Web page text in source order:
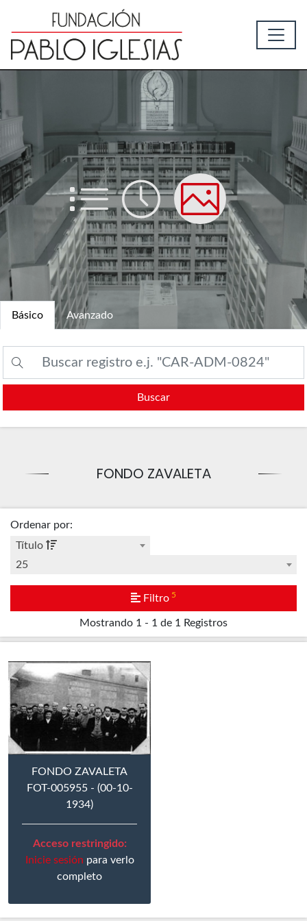
List Time Picture
Básico Avanzado
Buscar
FONDO ZAVALETA
Mostrando 1 - 1 de 1 Registros
Ordenar por:
Título
25
Filtro 5
FONDO ZAVALETA
FOT-005955 - (00-10-
1934)
Acceso restringido:
Inicie sesión para verlo
completo